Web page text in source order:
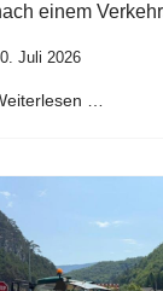
einem
Juli 2026
…